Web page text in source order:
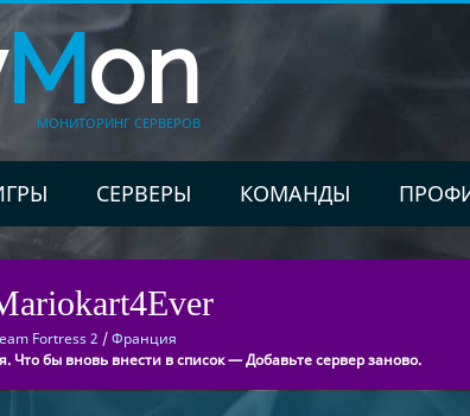
Mon
МОНИТОРИНГ СЕРВЕРОВ
СЕРВЕРЫ КОМАНДЫ
Fortress 2 /Франция
Что бы вновь внести в список — Добавьте сервер заново.